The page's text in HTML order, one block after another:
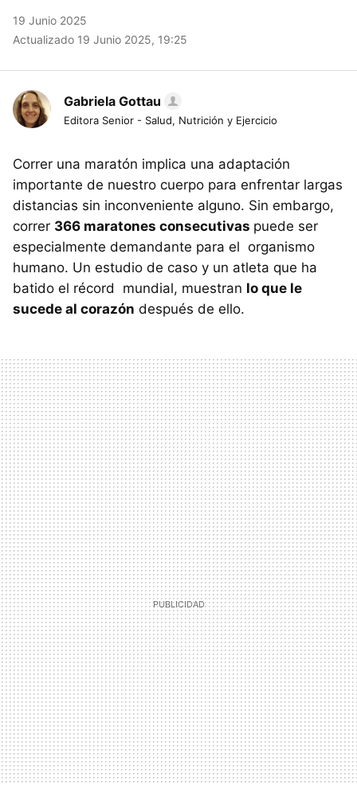
19 Junio 2025
Actualizado 19 Junio 2025, 19:25
Gabriela Gottau
Editora Senior - Salud, Nutrición y Ejercicio
Correr una maratón implica una adaptación
importante de nuestro cuerpo para enfrentar largas
distancias sin inconveniente alguno. Sin embargo,
correr 366 maratones consecutivas puede ser
especialmente demandante para el organismo
humano. Un estudio de caso y un atleta que ha
batido el récord mundial, muestran lo que le
sucede al corazón después de ello.